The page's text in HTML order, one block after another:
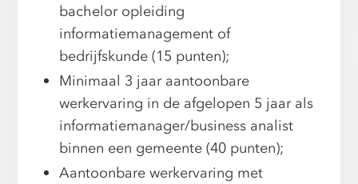
bachelor opleiding
informatiemanagement of
bedrijfskunde (15 punten);
Minimaal 3 jaar aantoonbare
werkervaring in de afgelopen 5 jaar als
informatiemanager/business analist
binnen een gemeente (40 punten);
Aantoonbare werkervaring met